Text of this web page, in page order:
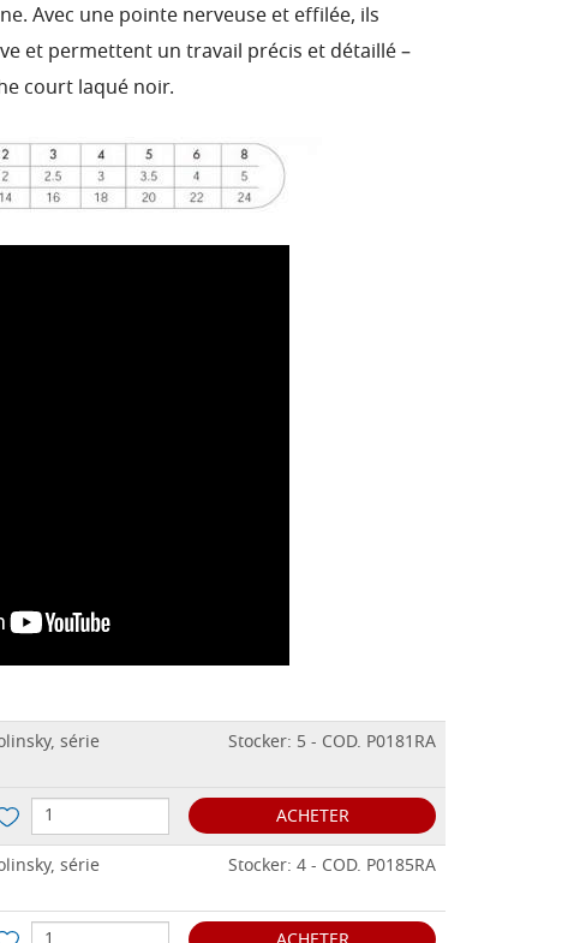
Avec une pointe nerveuse et effilée, ils
et permettent un travail précis et détaillé –
court laqué noir.
série
Stocker: 5 - COD. P0181RA
ACHETER
série
Stocker: 4 - COD. P0185RA